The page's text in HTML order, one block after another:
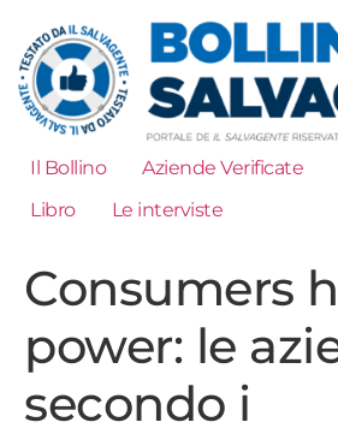
Il Bollino Aziende Verificate
Libro
Le interviste
Consumers
power: le
secondo i